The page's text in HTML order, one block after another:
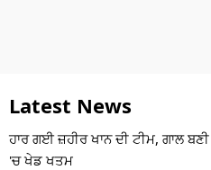
Latest News
ਹਾਰ ਗਈ ਜ਼ਹੀਰ ਖਾਨ ਦੀ ਟੀਮ, ਗਾਲ
'ਚ ਖੇਡ ਖਤਮ